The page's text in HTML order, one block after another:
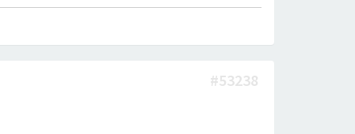
#53238